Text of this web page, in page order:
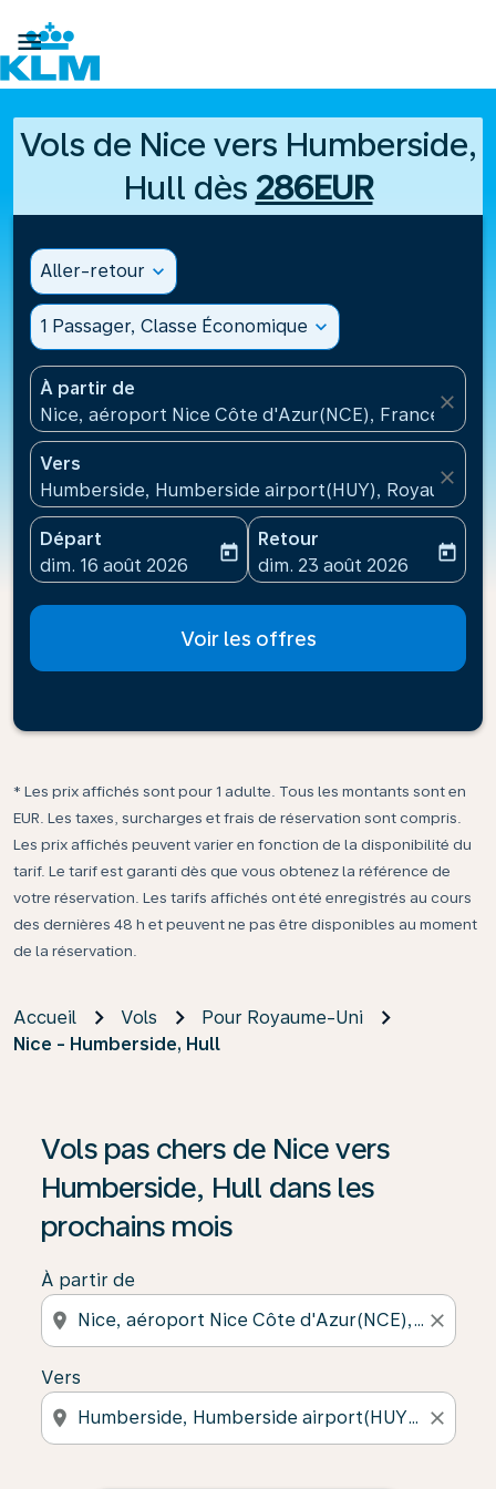

Vols de Nice vers Humberside,
Hull dès 286EUR
Aller-retour expand_more
1 Passager, Classe Économique expand_more
À partir de
Nice, aéroport Nice Côte d'Azur(NCE), France
close
Vers
Humberside, Humberside airport(HUY), Royaume-
close
Départ
fc-booking-departure-date-aria-label
dim. 16 août 2026
today
Retour
fc-booking-return-date-
dim. 23 août 2026
today
Voir les offres
* Les prix affichés sont pour 1 adulte. Tous les montants sont en
EUR. Les taxes, surcharges et frais de réservation sont compris.
Les prix affichés peuvent varier en fonction de la disponibilité du
tarif. Le tarif est garanti dès que vous obtenez la référence de
votre réservation. Les tarifs affichés ont été enregistrés au cours
des dernières 48 h et peuvent ne pas être disponibles au moment
de la réservation.
Accueil Vols
Pour Royaume-Uni
Nice - Humberside, Hull
Vols pas chers de Nice vers
Humberside, Hull dans les
prochains mois
À partir de
location_on close
Vers
location_on close